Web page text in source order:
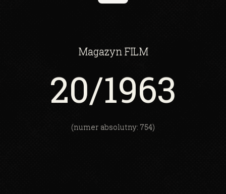
MagazynFILM
20/1963
(numer absolutny: 754)